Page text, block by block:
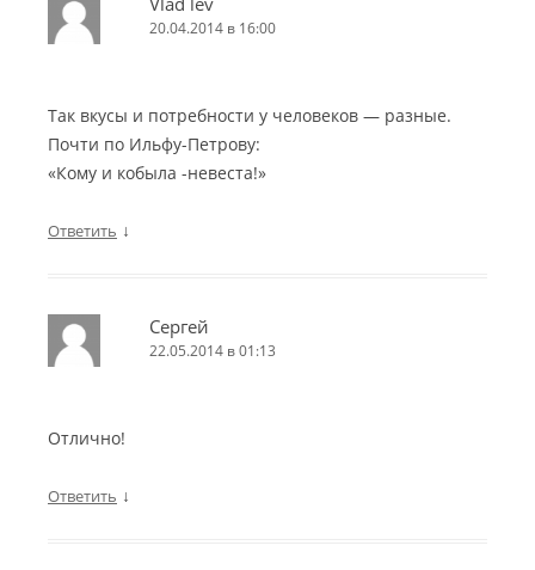
20.04.2014 в 16:00
Так вкусы и потребности у человеков — разные.
Почти по Ильфу-Петрову:
«Кому и кобыла -невеста!»
Ответить ↓
Сергей
22.05.2014 в 01:13
Отлично!
Ответить ↓